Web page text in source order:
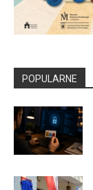
POPULARNE